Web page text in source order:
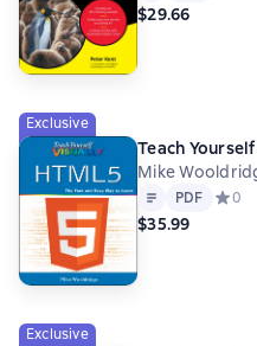
$29.66
Exclusive
Teach
Mike
Text PDF
PDF 0
$35.99
Exclusive